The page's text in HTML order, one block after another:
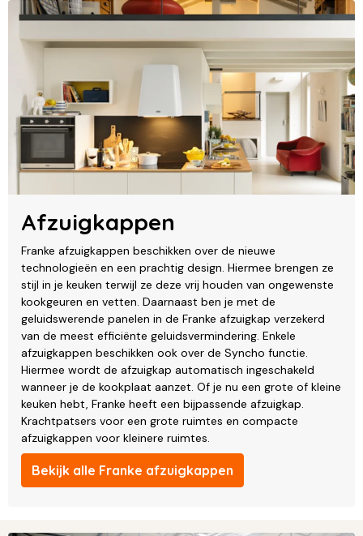
Afzuigkappen
Franke afzuigkappen beschikken over de nieuwe
technologieën en een prachtig design. Hiermee brengen ze
stijl in je keuken terwijl ze deze vrij houden van ongewenste
kookgeuren en vetten. Daarnaast ben je met de
geluidswerende panelen in de Franke afzuigkap verzekerd
van de meest efficiënte geluidsvermindering. Enkele
afzuigkappen beschikken ook over de Syncho functie.
Hiermee wordt de afzuigkap automatisch ingeschakeld
wanneer je de kookplaat aanzet. Of je nu een grote of kleine
keuken hebt, Franke heeft een bijpassende afzuigkap.
Krachtpatsers voor een grote ruimtes en compacte
afzuigkappen voor kleinere ruimtes.
Bekijk alle Franke afzuigkappen